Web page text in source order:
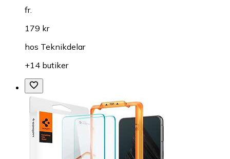
fr.
179 kr
hos Teknikdelar
+14 butiker